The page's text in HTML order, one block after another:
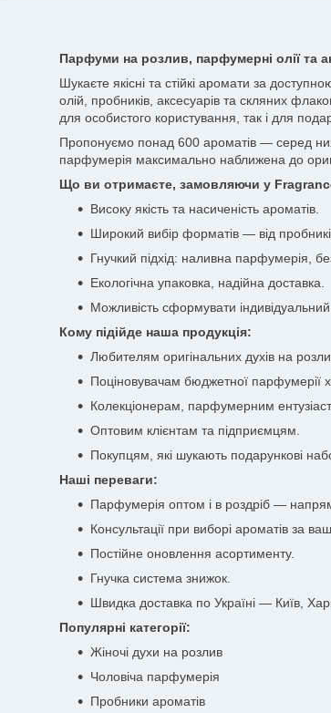
Парфуми на розлив, парфумерні олії та
Шукаєте якісні та стійкі аромати за
олій, пробників, аксесуарів та скляних
для особистого користування, так і для
Пропонуємо понад 600 ароматів — серед них
парфумерія максимально наближена до
Що ви отримаєте, замовляючи у
Високу якість та насиченість ароматів.
Широкий вибір форматів — від
Гнучкий підхід: наливна парфумерія,
Екологічна упаковка, надійна доставка.
Можливість сформувати індивідуальний
Кому підійде наша продукція:
Любителям оригінальних духів на
Поціновувачам бюджетної парфумерії
Колекціонерам, парфумерним
Оптовим клієнтам та підприємцям.
Покупцям, які шукають подарункові
Наші переваги:
Парфумерія оптом і в роздріб —
Консультації при виборі ароматів за
Постійне оновлення асортименту.
Гнучка система знижок.
Швидка доставка по Україні — Київ,
Популярні категорії:
Жіночі духи на розлив
Чоловіча парфумерія
Пробники ароматів